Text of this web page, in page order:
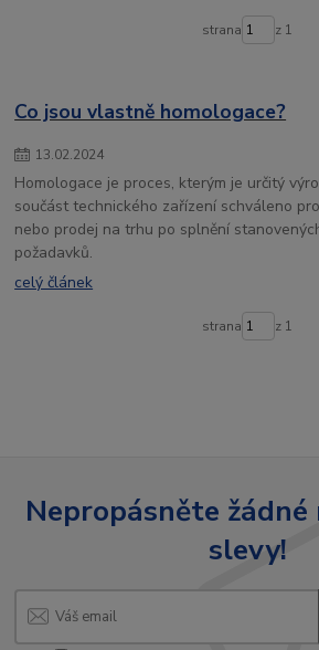
strana z 1
Co jsou vlastně homologace?
13.02.2024
Homologace je proces, kterým je určitý
součást technického zařízení schváleno
nebo prodej na trhu po splnění
požadavků.
celý článek
strana z 1
Nepropásněte
slevy!